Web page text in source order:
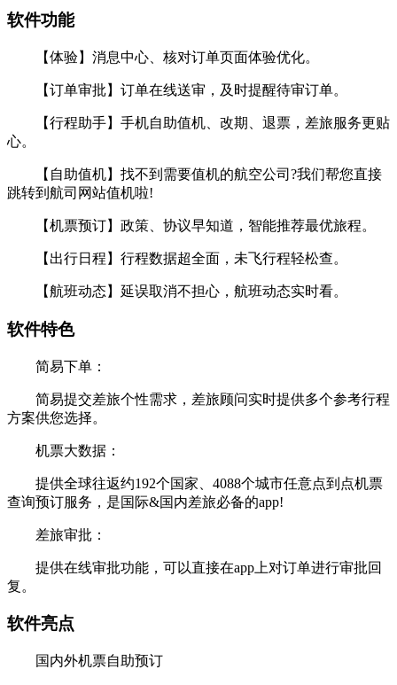
软件功能
【体验】消息中心、核对订单页面体验优化。
【订单审批】订单在线送审，及时提醒待审订单。
【行程助手】手机自助值机、改期、退票，差旅服务更贴
心。
【自助值机】找不到需要值机的航空公司?我们帮您直接
跳转到航司网站值机啦!
【机票预订】政策、协议早知道，智能推荐最优旅程。
【出行日程】行程数据超全面，未飞行程轻松查。
【航班动态】延误取消不担心，航班动态实时看。
软件特色
简易下单：
简易提交差旅个性需求，差旅顾问实时提供多个参考行程
方案供您选择。
机票大数据：
提供全球往返约192个国家、4088个城市任意点到点机票
查询预订服务，是国际&国内差旅必备的app!
差旅审批：
提供在线审批功能，可以直接在app上对订单进行审批回
复。
软件亮点
国内外机票自助预订